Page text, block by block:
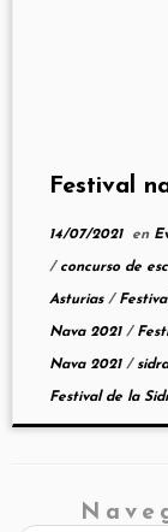
Festival
14/07/2021en
/ concurso de
Asturias /
Nava 2021 /
Nava 2021 /
Festival de la